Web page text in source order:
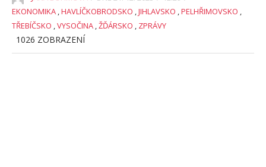
EKONOMIKA ,HAVLÍČKOBRODSKO ,JIHLAVSKO ,PELHŘIMOVSKO ,
TŘEBÍČSKO ,VYSOČINA ,ŽĎÁRSKO , ZPRÁVY
1026 ZOBRAZENÍ